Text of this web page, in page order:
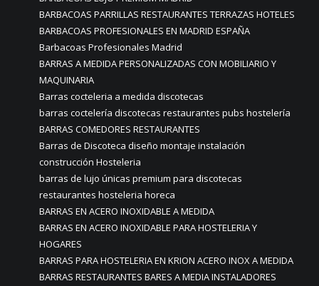
BARBACOAS PARRILLAS RESTAURANTES TERRAZAS HOTELES
BARBACOAS PROFESIONALES EN MADRID ESPAÑA
Barbacoas Profesionales Madrid
BARRAS A MEDIDA PERSONALIZADAS CON MOBILIARIO Y
MAQUINARIA
Barras cocteleria a medida discotecas
barras coctelería discotecas restaurantes pubs hostelería
BARRAS COMEDORES RESTAURANTES
Barras de Discoteca diseño montaje instalación
construcción Hosteleria
barras de lujo únicas premium para discotecas
restaurantes hosteleria horeca
BARRAS EN ACERO INOXIDABLE A MEDIDA
BARRAS EN ACERO INOXIDABLE PARA HOSTELERIA Y
HOGARES
BARRAS PARA HOSTELERIA EN KRION ACERO INOX A MEDIDA
BARRAS RESTAURANTES BARES A MEDIA INSTALADORES